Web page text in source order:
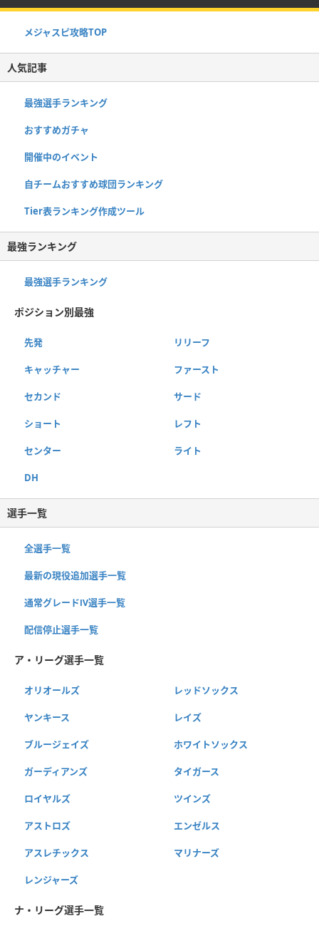
メジャスピ攻略TOP
人気記事
最強選手ランキング
おすすめガチャ
開催中のイベント
自チームおすすめ球団ランキング
Tier表ランキング作成ツール
最強ランキング
最強選手ランキング
ポジション別最強
先発 リリーフ
キャッチャー ファースト
セカンド サード
ショート レフト
センター ライト
DH
選手一覧
全選手一覧
最新の現役追加選手一覧
通常グレードⅣ選手一覧
配信停止選手一覧
ア・リーグ選手一覧
オリオールズ レッドソックス
ヤンキース レイズ
ブルージェイズ ホワイトソックス
ガーディアンズ タイガース
ロイヤルズ ツインズ
アストロズ エンゼルス
アスレチックス マリナーズ
レンジャーズ
ナ・リーグ選手一覧